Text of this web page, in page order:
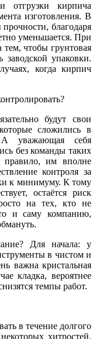
отгрузки кирпича
изготовления. В
благодаря
уменьшается. При
чтобы грунтовая
упаковки.
когда кирпич
будут свои
сложились в
А уважающая себя
без команды таких
им вполне
контроля за
к минимуму. К тому
остаётся риск
на тех, кто не
и саму компанию,
Для начала: у
в чистом и
важна кристальная
кладка, вероятнее
темпы работ.
в течение долгого
хитростей.